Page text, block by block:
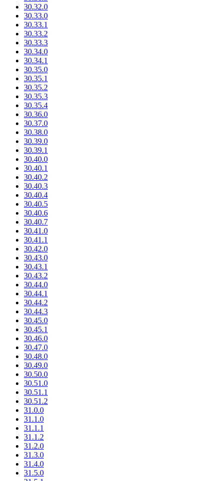
30.32.0
30.33.0
30.33.1
30.33.2
30.33.3
30.34.0
30.34.1
30.35.0
30.35.1
30.35.2
30.35.3
30.35.4
30.36.0
30.37.0
30.38.0
30.39.0
30.39.1
30.40.0
30.40.1
30.40.2
30.40.3
30.40.4
30.40.5
30.40.6
30.40.7
30.41.0
30.41.1
30.42.0
30.43.0
30.43.1
30.43.2
30.44.0
30.44.1
30.44.2
30.44.3
30.45.0
30.45.1
30.46.0
30.47.0
30.48.0
30.49.0
30.50.0
30.51.0
30.51.1
30.51.2
31.0.0
31.1.0
31.1.1
31.1.2
31.2.0
31.3.0
31.4.0
31.5.0